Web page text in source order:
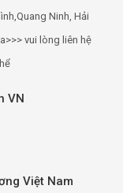
Ninh, Hải
vui lòng liên hệ
VN
Việt Nam